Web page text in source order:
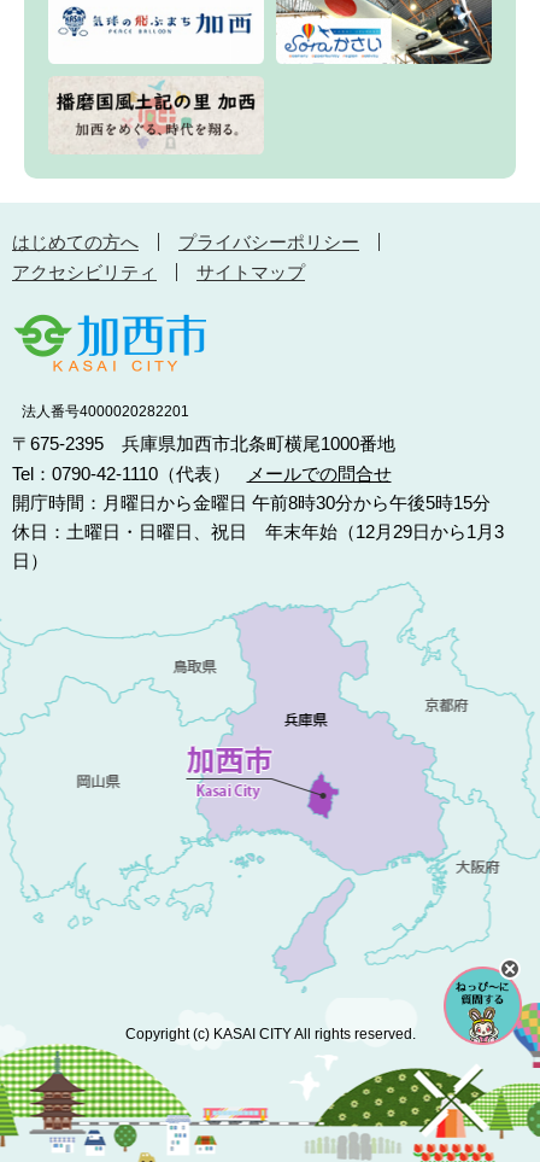
はじめての方へ
プライバシーポリシー
アクセシビリティ
サイトマップ
法人番号4000020282201
〒675-2395 兵庫県加西市北条町横尾1000番地
Tel：0790-42-1110（代表）
メールでの問合せ
開庁時間：月曜日から金曜日 午前8時30分から午後5時15分
休日：土曜日・日曜日、祝日 年末年始（12月29日から1月3
日）
Copyright (c) KASAI CITY All rights reserved.